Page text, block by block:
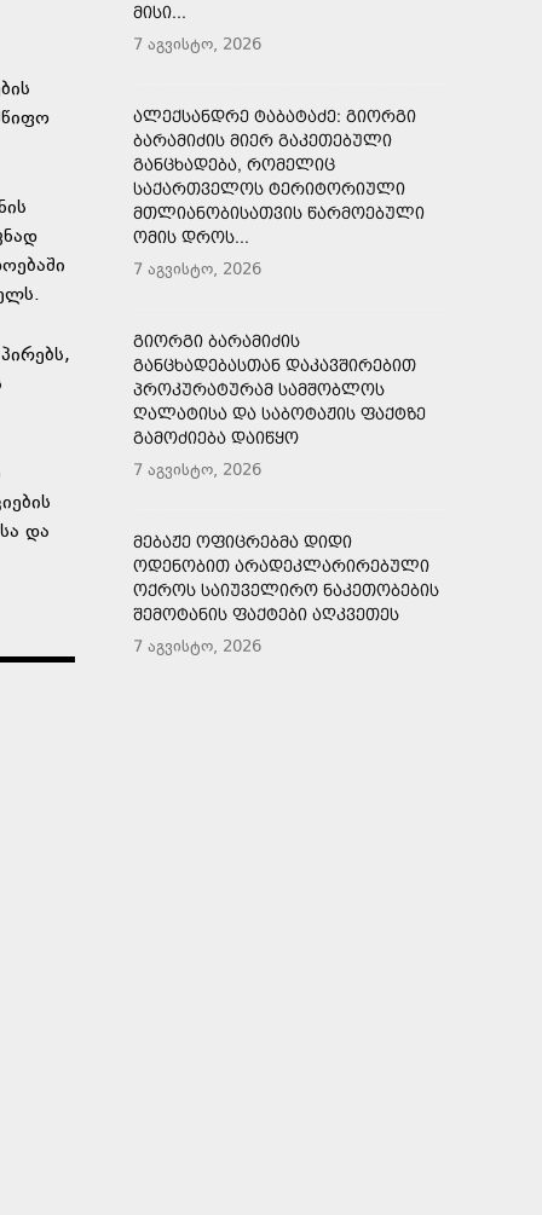
და
ᲛᲘᲡᲘ...
7 აგვისტო, 2026
ᲐᲚᲔᲥᲡᲐᲜᲓᲠᲔ ᲢᲐᲑᲐᲢᲐᲫᲔ: ᲒᲘᲝᲠᲒᲘ
ᲑᲐᲠᲐᲛᲘᲫᲘᲡ ᲛᲘᲔᲠ ᲒᲐᲙᲔᲗᲔᲑᲣᲚᲘ
ᲒᲐᲜᲪᲮᲐᲓᲔᲑᲐ, ᲠᲝᲛᲔᲚᲘᲪ
ᲡᲐᲥᲐᲠᲗᲕᲔᲚᲝᲡ ᲢᲔᲠᲘᲢᲝᲠᲘᲣᲚᲘ
ᲛᲗᲚᲘᲐᲜᲝᲑᲘᲡᲐᲗᲕᲘᲡ ᲬᲐᲠᲛᲝᲔᲑᲣᲚᲘ
ᲝᲛᲘᲡ ᲓᲠᲝᲡ...
7 აგვისტო, 2026
ᲒᲘᲝᲠᲒᲘ ᲑᲐᲠᲐᲛᲘᲫᲘᲡ
ᲒᲐᲜᲪᲮᲐᲓᲔᲑᲐᲡᲗᲐᲜ ᲓᲐᲙᲐᲕᲨᲘᲠᲔᲑᲘᲗ
ᲞᲠᲝᲙᲣᲠᲐᲢᲣᲠᲐᲛ ᲡᲐᲛᲨᲝᲑᲚᲝᲡ
ᲦᲐᲚᲐᲢᲘᲡᲐ ᲓᲐ ᲡᲐᲑᲝᲢᲐᲟᲘᲡ ᲤᲐᲥᲢᲖᲔ
ᲒᲐᲛᲝᲫᲘᲔᲑᲐ ᲓᲐᲘᲬᲧᲝ
7 აგვისტო, 2026
ᲛᲔᲑᲐᲟᲔ ᲝᲤᲘᲪᲠᲔᲑᲛᲐ ᲓᲘᲓᲘ
ᲝᲓᲔᲜᲝᲑᲘᲗ ᲐᲠᲐᲓᲔᲙᲚᲐᲠᲘᲠᲔᲑᲣᲚᲘ
ᲝᲥᲠᲝᲡ ᲡᲐᲘᲣᲕᲔᲚᲘᲠᲝ ᲜᲐᲙᲔᲗᲝᲑᲔᲑᲘᲡ
ᲨᲔᲛᲝᲢᲐᲜᲘᲡ ᲤᲐᲥᲢᲔᲑᲘ ᲐᲦᲙᲕᲔᲗᲔᲡ
7 აგვისტო, 2026